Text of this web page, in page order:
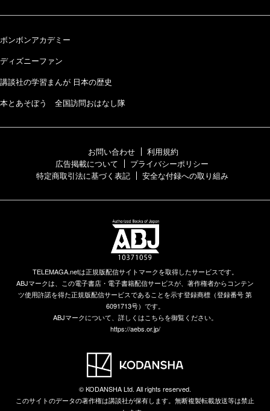
ボンボンアカデミー
ディズニーファン
講談社の学習まんが 日本の歴史
本とあそぼう 全国訪問おはなし隊
お問い合わせ
利用規約
広告掲載について
プライバシーポリシー
特定商取引法に基づく表記
安全な付録への取り組み
TELEMAGA.netは正規版配信サイトマークを取得したサービスです。
ABJマークは、この電子書店・電子書籍配信サービスが、著作権者からコンテン
ツ使用許諾を得た正規版配信サービスであることを示す登録商標（登録番号 第
6091713号）です。
ABJマークについて、詳しくはこちらを御覧ください。
https://aebs.or.jp/
© KODANSHA Ltd. All rights reserved.
このサイトのデータの著作権は講談社が保有します。無断複製転載放送等は禁止